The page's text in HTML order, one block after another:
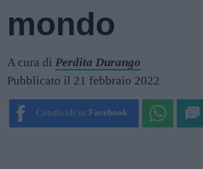
mondo
A cura di Perdita Durango
Pubblicato il 21 febbraio 2022
Condividi su Facebook